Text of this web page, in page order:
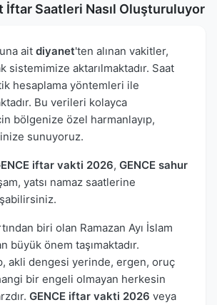
İftar Saatleri Nasıl Oluşturuluyor
ait diyanet'ten alınan vakitler,
sistemimize aktarılmaktadır. Saat
hesaplama yöntemleri ile
Bu verileri kolayca
bölgenize özel harmanlayıp,
sunuyoruz.
iftar vakti 2026, GENCE sahur
yatsı namaz saatlerine
biri olan Ramazan Ayı İslam
büyük önem taşımaktadır.
akli dengesi yerinde, ergen, oruç
bir engeli olmayan herkesin
GENCE iftar vakti 2026 veya